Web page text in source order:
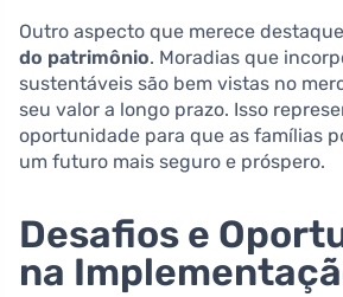
Outro aspecto que merece
do patrimônio. Moradias que
sustentáveis são bem vistas no
seu valor a longo prazo. Isso
oportunidade para que as famílias
um futuro mais seguro e próspero.
Desafios e
na